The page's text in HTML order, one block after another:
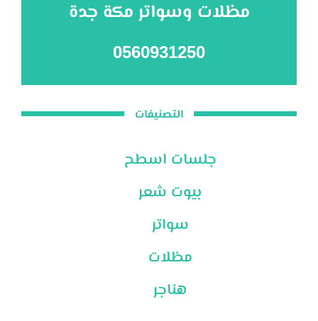
مظلات وسواتر مكة جدة
0560931250
التصنيفات
جلسات اسطح
بيوت شعر
سواتر
مظلات
هناجر